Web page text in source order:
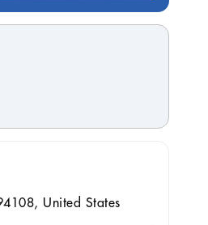
United States